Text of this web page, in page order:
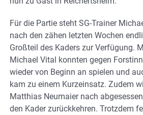
Für die Partie steht SG-Trainer
nach den zähen letzten Wochen
Großteil des Kaders zur Verfügung.
Michael Vital konnten gegen
wieder von Beginn an spielen und
kam zu einem Kurzeinsatz. Zudem
Matthias Neumaier nach
den Kader zurückkehren. Trotzdem